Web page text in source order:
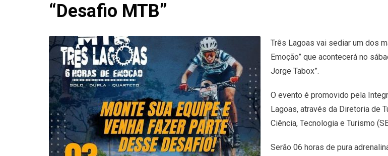
“Desafio MTB”
Três Lagoas vai sediar um dos
Emoção” que acontecerá no
Jorge Tabox”.
O evento é promovido pela
Lagoas, através da Diretoria de
Ciência, Tecnologia e Turismo
Serão 06 horas de pura